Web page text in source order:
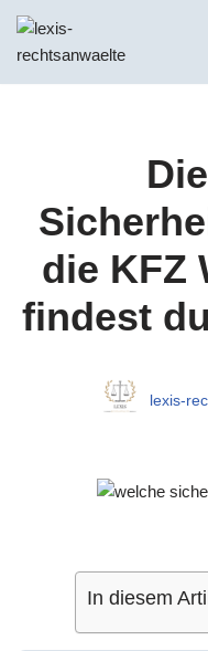
Zum
Inhalt
die KFZ
findest
lexis-
In diesem